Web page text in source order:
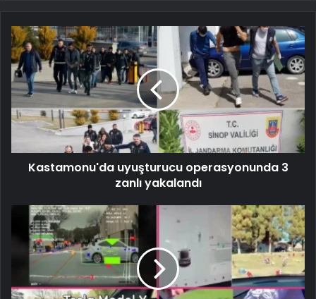
Kastamonu'da uyuşturucu operasyonunda 3
zanlı yakalandı